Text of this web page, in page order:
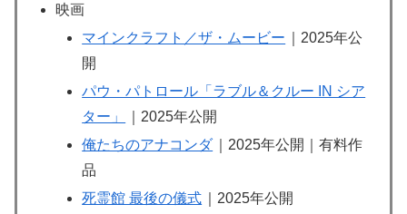
映画
マインクラフト／ザ・ムービー
｜2025年公
開
パウ・パトロール「ラブル＆クルー IN シア
ター」
｜2025年公開
俺たちのアナコンダ ｜2025年公開｜有料作
品
死霊館 最後の儀式 ｜2025年公開